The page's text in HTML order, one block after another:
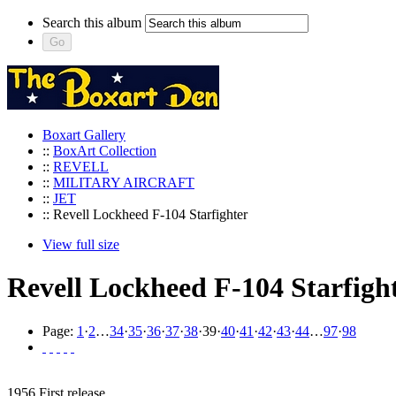
Search this album
Boxart Gallery
:: BoxArt Collection
:: REVELL
:: MILITARY AIRCRAFT
:: JET
:: Revell Lockheed F-104 Starfighter
View full size
Revell Lockheed F-104
Page: 1 ·2…34·35·36·37·38·39·40·41 ·42·43·44…97·98
1956 First release